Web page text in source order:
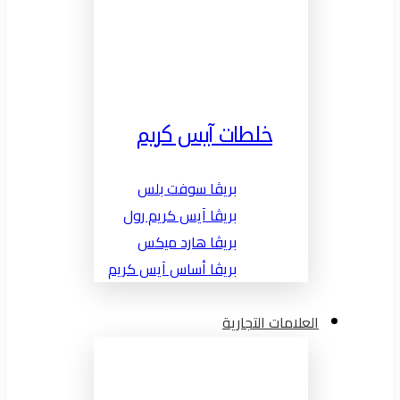
خلطات آيس كريم
بريڤا سوفت بلس
بريڤا آيس كريم رول
بريڤا هارد ميكس
بريڤا أساس آيس كريم
العلامات التجارية